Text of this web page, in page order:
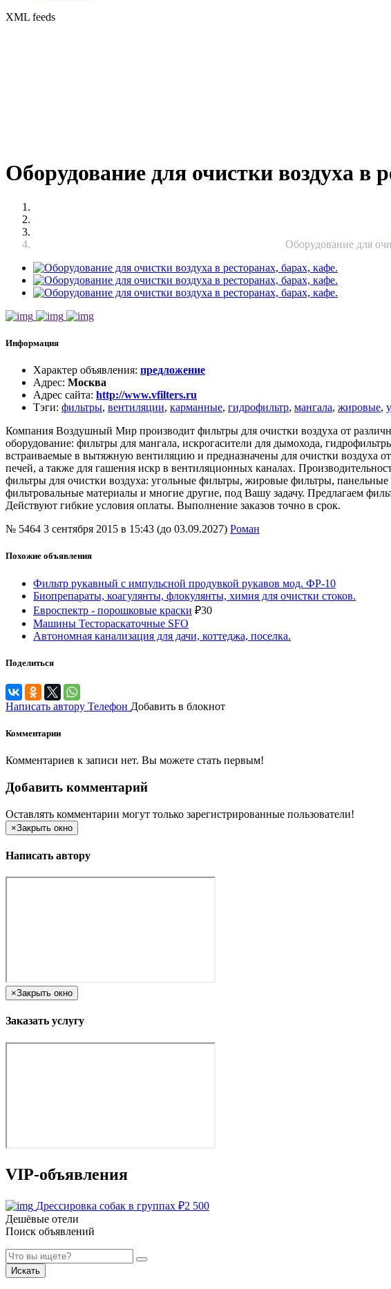
XML feeds
Оборудование для очистки воздуха в
Оборудование для
Информация
Характер объявления: предложение
Адрес: Москва
Адрес сайта: http://www.vfilters.ru
Тэги: фильтры, вентиляции, карманные, гидрофильтр, мангала, жировые,
Компания Воздушный Мир производит фильтры для очистки воздуха от
оборудование: фильтры для мангала, искрогасители для дымохода,
встраиваемые в вытяжную вентиляцию и предназначены для очистки воздуха
печей, а также для гашения искр в вентиляционных каналах.
фильтры для очистки воздуха: угольные фильтры, жировые фильтры,
фильтровальные материалы и многие другие, под Вашу задачу. Предлагаем
Действуют гибкие условия оплаты. Выполнение заказов точно в срок.
№ 5464 3 сентября 2015 в 15:43 (до 03.09.2027) Роман
Похожие объявления
Фильтр рукавный с импульсной продувкой рукавов мод. ФР-10
Биопрепараты, коагулянты, флокулянты, химия для очистки стоков.
Евроспектр - порошковые краски ₽30
Машины Тестораскаточные SFO
Автономная канализация для дачи, коттеджа, поселка.
Поделиться
Написать автору Телефон Добавить в блокнот
Комментарии
Комментариев к записи нет. Вы можете стать первым!
Добавить комментарий
Оставлять комментарии могут только зарегистрированные пользователи!
×Закрыть окно
Написать автору
×Закрыть окно
Заказать услугу
VIP-объявления
Дрессировка собак в группах ₽2 500
Дешёвые отели
Поиск объявлений
Искать